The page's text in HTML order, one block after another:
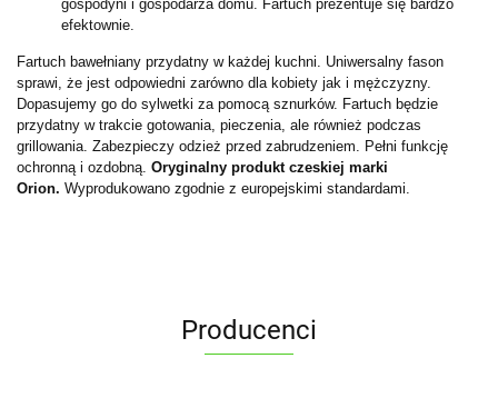
gospodyni i gospodarza domu. Fartuch prezentuje się bardzo
efektownie.
Fartuch bawełniany przydatny w każdej kuchni. Uniwersalny fason
sprawi, że jest odpowiedni zarówno dla kobiety jak i mężczyzny.
Dopasujemy go do sylwetki za pomocą sznurków. Fartuch będzie
przydatny w trakcie gotowania, pieczenia, ale również podczas
grillowania. Zabezpieczy odzież przed zabrudzeniem. Pełni funkcję
ochronną i ozdobną. Oryginalny produkt czeskiej marki
Orion. Wyprodukowano zgodnie z europejskimi standardami.
Producenci